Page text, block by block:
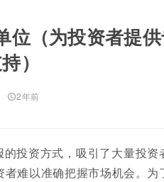
位（为投资者提
）
2年前
投资方式，吸引了大量投资
难以准确把握市场机会。为